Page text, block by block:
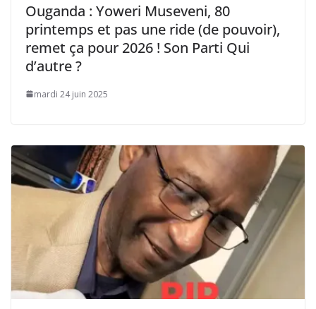
Ouganda : Yoweri Museveni, 80
printemps et pas une ride (de pouvoir),
remet ça pour 2026 ! Son Parti Qui
d’autre ?
mardi 24 juin 2025